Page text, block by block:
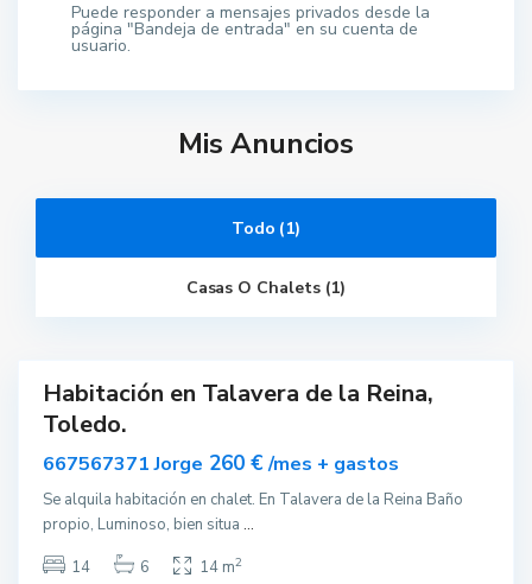
Puede responder a mensajes privados desde la
página "Bandeja de entrada" en su cuenta de
usuario.
Mis Anuncios
Todo (1)
Casas O Chalets (1)
a
a
a
Habitación en Talavera de la Reina,
Toledo.
667567371 Jorge 260 €/mes + gastos
Se alquila habitación en chalet. En Talavera de la Reina Baño
propio, Luminoso, bien situa ...
14
6 14 m2